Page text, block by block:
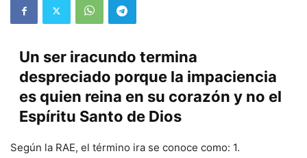
Un ser iracundo termina
despreciado porque la impaciencia
es quien reina en su corazón y no el
Espíritu Santo de Dios
Según la RAE, el término ira se conoce como: 1.